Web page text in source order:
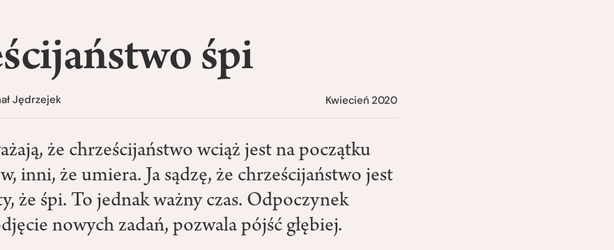
śpi
Jędrzejek Kwiecień 2020
że chrześcijaństwo wciąż jest na początku
inni, że umiera. Ja sądzę, że chrześcijaństwo jest
że śpi. To jednak ważny czas. Odpoczynek
nowych zadań, pozwala pójść głębiej.